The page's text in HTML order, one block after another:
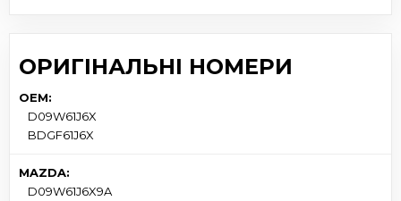
ОРИГІНАЛЬНІ НОМЕРИ
OEM:
D09W61J6X
BDGF61J6X
MAZDA:
D09W61J6X9A